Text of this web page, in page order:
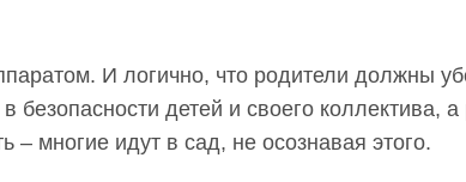
И логично, что родители должны
детей и своего коллектива, а
– многие идут в сад, не осознавая этого.